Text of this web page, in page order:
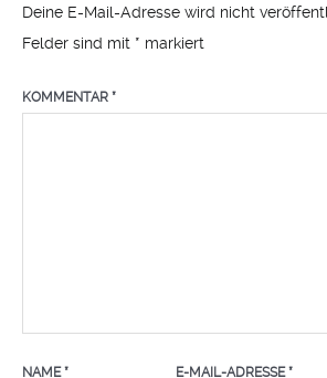
Deine E-Mail-Adresse wird nicht
Felder sind mit * markiert
KOMMENTAR *
NAME* E-MAIL-ADRESSE*